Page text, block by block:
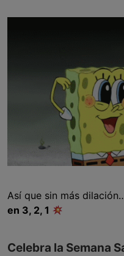
Así que sin más
en 3, 2, 1
Celebra la Semana